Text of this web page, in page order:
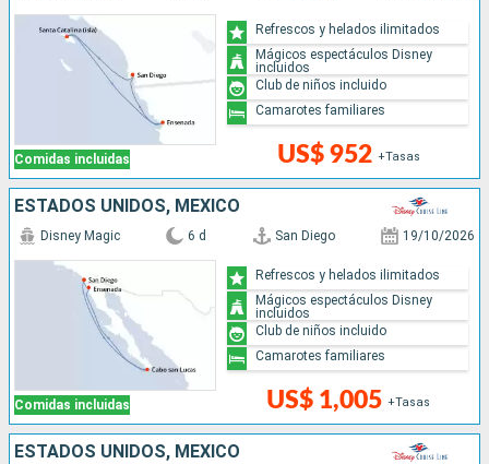
Comidas incluidas US$ 952 +Tasas
Refrescos y helados ilimitados
Mágicos espectáculos Disney
incluidos
Club de niños incluido
Camarotes familiares
ESTADOS UNIDOS, MÉXICO
Comidas incluidas
Disney Magic 6 d San Diego 19/10/2026
US$ 1,005 +Tasas
Refrescos y helados ilimitados
Mágicos espectáculos Disney
incluidos
Club de niños incluido
Camarotes familiares
ESTADOS UNIDOS, MÉXICO